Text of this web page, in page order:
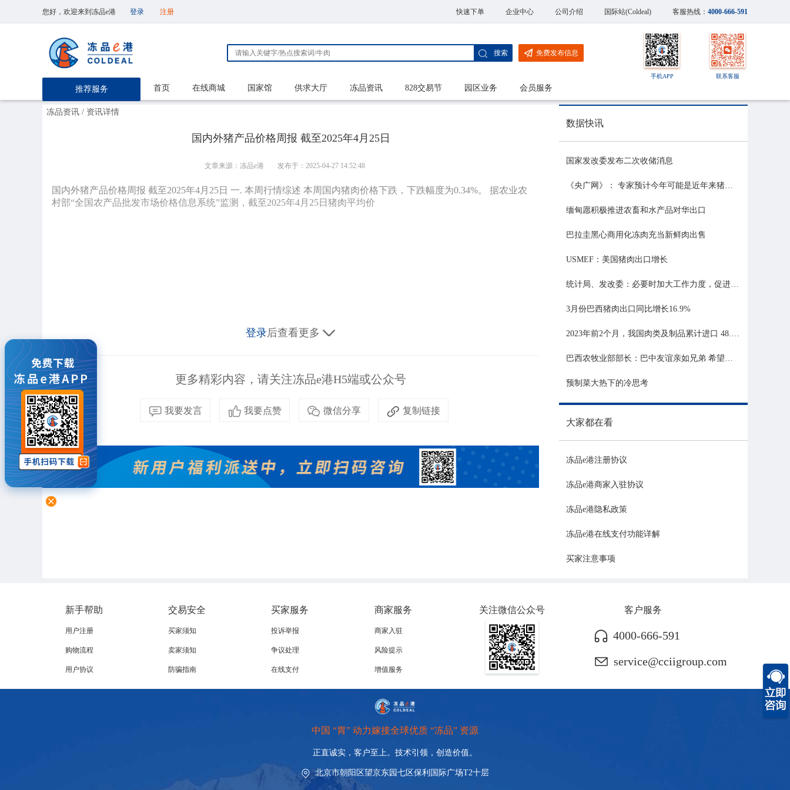
您好，欢迎来到冻品e港 登录 注册 快速下单 企业中心 公司介绍 国际站(Coldeal) 客服热线： 4000-666-591
推荐服务
搜索 免费发布信息
手机APP 联系客服
首页 在线商城 国家馆 供求大厅 冻品资讯 828交易节 园区业务 会员服务
冻品资讯 / 资讯详情
国内外猪产品价格周报 截至2025年4月25日
文章来源：冻品e港 发布于：2025-04-27 14:52:48
国内外猪产品价格周报 截至2025年4月25日 一. 本周行情综述 本周国内猪肉价格下跌，下跌幅度为0.34%。 据农业农
村部“全国农产品批发市场价格信息系统”监测，截至2025年4月25日猪肉平均价
登录后查看更多
更多精彩内容，请关注冻品e港H5端或公众号
我要发言 我要点赞 微信分享 复制链接
数据快讯
国家发改委发布二次收储消息
《央广网》： 专家预计今年可能是近年来猪价最稳的一年
缅甸愿积极推进农畜和水产品对华出口
巴拉圭黑心商用化冻肉充当新鲜肉出售
USMEF：美国猪肉出口增长
统计局、发改委：必要时加大工作力度，促进生猪市场平稳运行
3月份巴西猪肉出口同比增长16.9%
2023年前2个月，我国肉类及制品累计进口 48.06 亿美元，同比增长 21.81%
巴西农牧业部部长：巴中友谊亲如兄弟 希望与中国深化农业合作
预制菜大热下的冷思考
大家都在看
冻品e港注册协议
冻品e港商家入驻协议
冻品e港隐私政策
冻品e港在线支付功能详解
买家注意事项
新手帮助
用户注册
购物流程
用户协议
交易安全
买家须知
卖家须知
防骗指南
买家服务
投诉举报
争议处理
在线支付
商家服务
商家入驻
风险提示
增值服务
关注微信公众号 客户服务
4000-666-591
service@cciigroup.com
中国 “胃” 动力嫁接全球优质 “冻品” 资源
正直诚实，客户至上。技术引领， 创造价值。
北京市朝阳区望京东园七区保利国际广场T2十层